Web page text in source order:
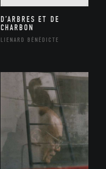
D’ARBRES ET DE
CHARBON
LIENARD BÉNÉDICTE